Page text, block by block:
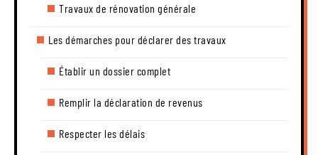
Travaux de rénovation générale
Les démarches pour déclarer des travaux
Établir un dossier complet
Remplir la déclaration de revenus
Respecter les délais